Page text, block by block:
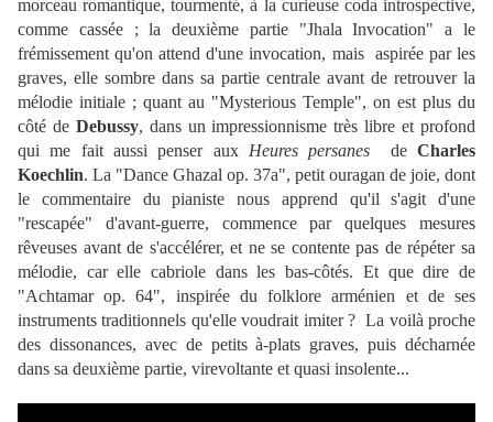
morceau romantique, tourmenté, à la curieuse coda introspective,
comme cassée ; la deuxième partie "Jhala Invocation" a le
frémissement qu'on attend d'une invocation, mais aspirée par les
graves, elle sombre dans sa partie centrale avant de retrouver la
mélodie initiale ; quant au "Mysterious Temple", on est plus du
côté de Debussy, dans un impressionnisme très libre et profond
qui me fait aussi penser aux Heures persanes deCharles
Koechlin. La "Dance Ghazal op. 37a", petit ouragan de joie, dont
le commentaire du pianiste nous apprend qu'il s'agit d'une
"rescapée" d'avant-guerre, commence par quelques mesures
rêveuses avant de s'accélérer, et ne se contente pas de répéter sa
mélodie, car elle cabriole dans les bas-côtés. Et que dire de
"Achtamar op. 64", inspirée du folklore arménien et de ses
instruments traditionnels qu'elle voudrait imiter ? La voilà proche
des dissonances, avec de petits à-plats graves, puis décharnée
dans sa deuxième partie, virevoltante et quasi insolente...